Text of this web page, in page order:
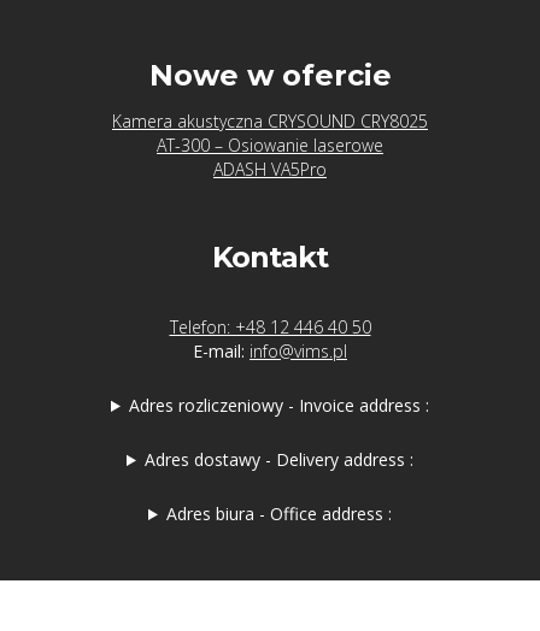
Nowe w ofercie
Kamera akustyczna CRYSOUND CRY8025
AT-300 – Osiowanie laserowe
ADASH VA5Pro
Kontakt
Telefon: +48 12 446 40 50
E-mail: info@vims.pl
Adres rozliczeniowy - Invoice address :
Adres dostawy - Delivery address :
Adres biura - Office address :